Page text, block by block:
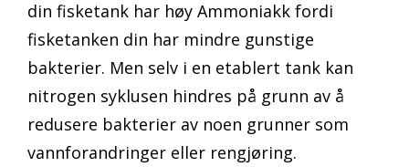
din fisketank har høy Ammoniakk fordi
fisketanken din har mindre gunstige
bakterier. Men selv i en etablert tank kan
nitrogen syklusen hindres på grunn av å
redusere bakterier av noen grunner som
vannforandringer eller rengjøring.